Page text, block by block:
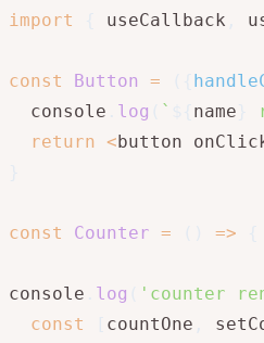
import useCallback
const Button =
  console
log ` name
return <button
const Counter = =>
console log 'counter
const
countOne